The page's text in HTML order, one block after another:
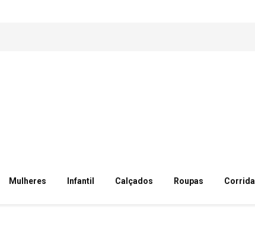
Mulheres Infantil Calçados Roupas Corrida